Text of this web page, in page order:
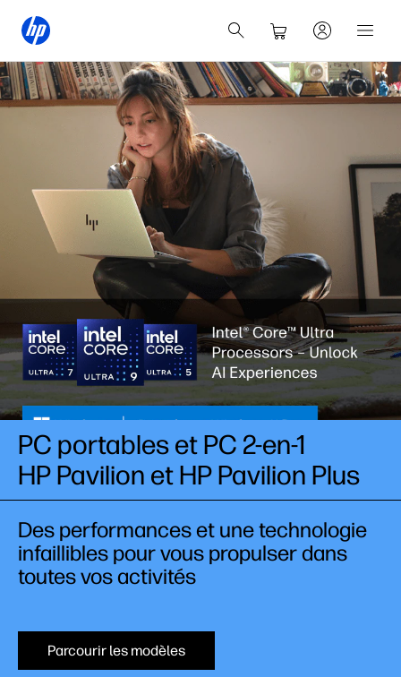
PC portables et PC 2-en-1
HP Pavilion et HP Pavilion Plus
Des performances et une technologie
infaillibles pour vous propulser dans
toutes vos activités
Parcourir les modèles